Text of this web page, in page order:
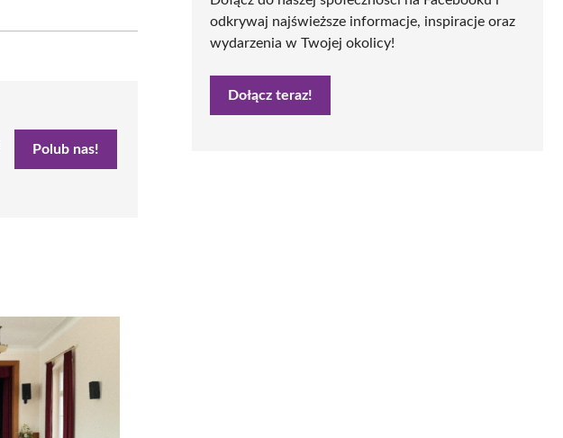
Polub nas!
odkrywaj najświeższe informacje, inspiracje oraz
wydarzenia w Twojej okolicy!
Dołącz teraz!